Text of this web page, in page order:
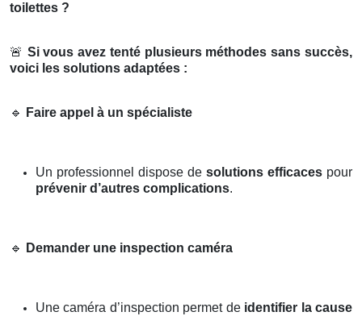
toilettes ?
🚨 Si vous avez tenté plusieurs méthodes sans succès,
voici les solutions adaptées :
🔹 Faire appel à un spécialiste
Un professionnel dispose de solutions efficaces pour
prévenir d’autres complications.
🔹 Demander une inspection caméra
Une caméra d’inspection permet de identifier la cause